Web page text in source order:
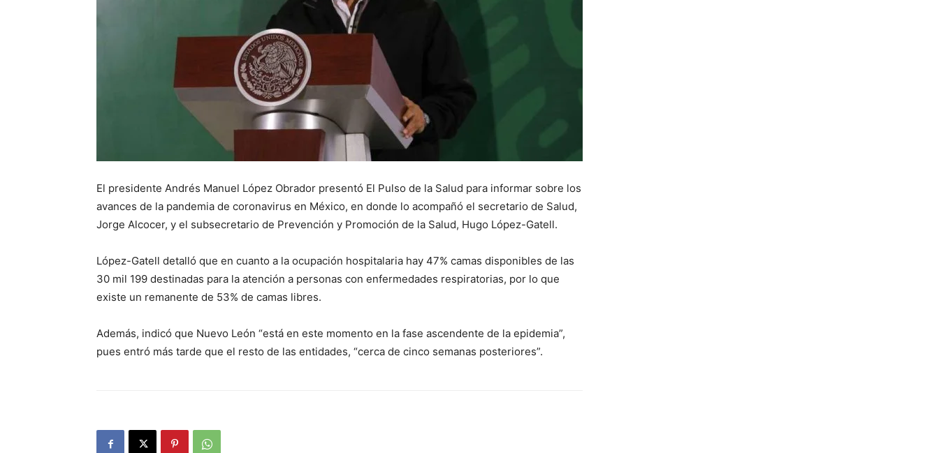
El presidente Andrés Manuel López Obrador presentó El Pulso de la Salud para informar sobre los
avances de la pandemia de coronavirus en México, en donde lo acompañó el secretario de Salud,
Jorge Alcocer, y el subsecretario de Prevención y Promoción de la Salud, Hugo López-Gatell.
López-Gatell detalló que en cuanto a la ocupación hospitalaria hay 47% camas disponibles de las
30 mil 199 destinadas para la atención a personas con enfermedades respiratorias, por lo que
existe un remanente de 53% de camas libres.
Además, indicó que Nuevo León “está en este momento en la fase ascendente de la epidemia”,
pues entró más tarde que el resto de las entidades, “cerca de cinco semanas posteriores”.